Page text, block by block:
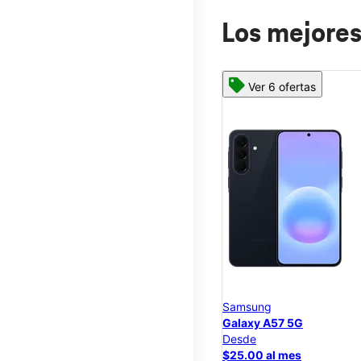
Los
Ver 6 ofertas
Samsung
Galaxy A57 5G
Desde
$25.00 al mes